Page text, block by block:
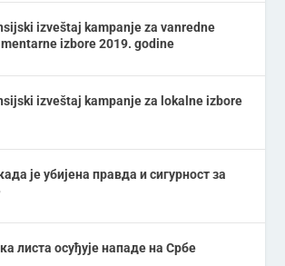
izveštaj kampanje za vanredne
izbore 2019. godine
izveštaj kampanje za lokalne izbore
је убијена правда и сигурност за
листа осуђује нападе на Србе